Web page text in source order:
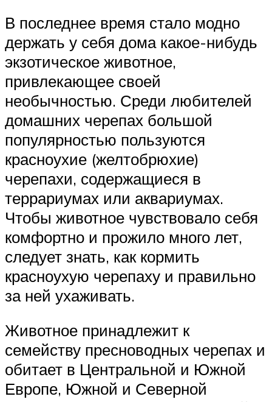
В последнее время стало модно
держать у себя дома какое-нибудь
экзотическое животное,
привлекающее своей
необычностью. Среди любителей
домашних черепах большой
популярностью пользуются
красноухие (желтобрюхие)
черепахи, содержащиеся в
террариумах или аквариумах.
Чтобы животное чувствовало себя
комфортно и прожило много лет,
следует знать, как кормить
красноухую черепаху и правильно
за ней ухаживать.
Животное принадлежит к
семейству пресноводных черепах и
обитает в Центральной и Южной
Европе, Южной и Северной